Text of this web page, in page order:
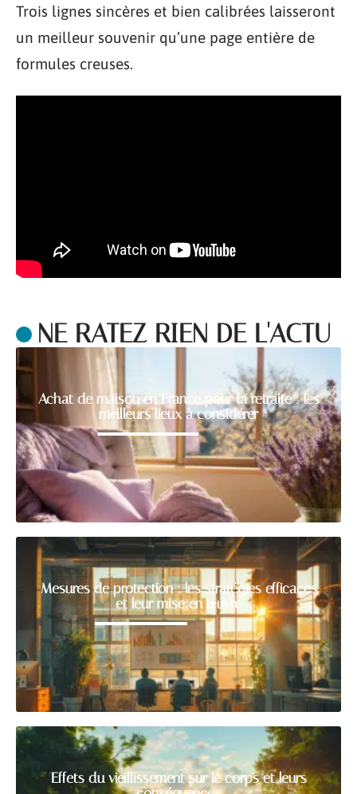
Trois lignes sincères et bien calibrées laisseront
un meilleur souvenir qu’une page entière de
formules creuses.
NE RATEZ RIEN DE L'ACTU
Achat de maison en France pour la retraite : les
meilleurs lieux à considérer
Mesures de protection : les stratégies efficaces
et leur mise en œuvre
Effets du vieillissement sur le corps et leurs